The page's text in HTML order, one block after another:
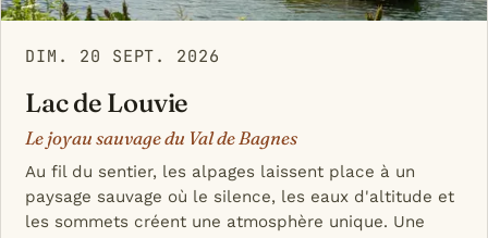
DIM. 20 SEPT. 2026
Lac de Louvie
Le joyau sauvage du Val de Bagnes
Au fil du sentier, les alpages laissent place à un
paysage sauvage où le silence, les eaux d'altitude et
les sommets créent une atmosphère unique. Une